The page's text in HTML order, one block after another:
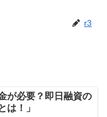
r3
が必要？即日融資の
は！」